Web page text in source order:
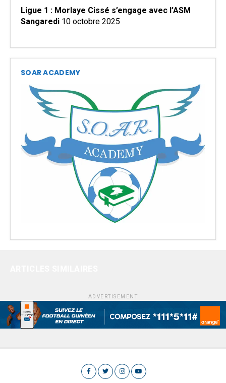
Ligue 1 : Morlaye Cissé s’engage avec l’ASM
Sangaredi 10 octobre 2025
SOAR ACADEMY
ADVERTISEMENT